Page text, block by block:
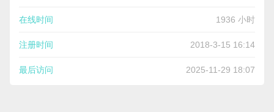
在线时间 1936 小时
注册时间 2018-3-15 16:14
最后访问 2025-11-29 18:07